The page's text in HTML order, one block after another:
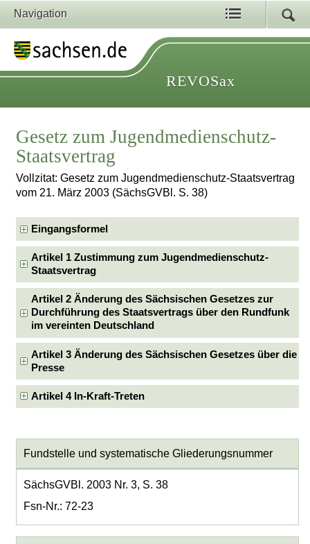
Navigation
REVOSax
Gesetz zum Jugendmedienschutz-
Staatsvertrag
Vollzitat: Gesetz zum Jugendmedienschutz-Staatsvertrag
vom 21. März 2003 (SächsGVBl. S. 38)
Eingangsformel
Artikel 1 Zustimmung zum Jugendmedienschutz-
Staatsvertrag
Artikel 2 Änderung des Sächsischen Gesetzes zur
Durchführung des Staatsvertrags über den Rundfunk
im vereinten Deutschland
Artikel 3 Änderung des Sächsischen Gesetzes über die
Presse
Artikel 4 In-Kraft-Treten
Fundstelle und systematische Gliederungsnummer
SächsGVBl. 2003 Nr. 3, S. 38
Fsn-Nr.: 72-23